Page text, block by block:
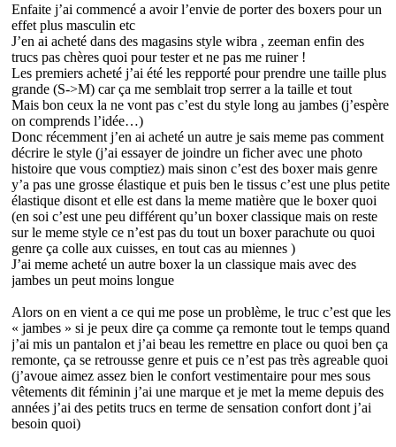
Enfaite j’ai commencé a avoir l’envie de porter des boxers pour un
effet plus masculin etc
J’en ai acheté dans des magasins style wibra , zeeman enfin des
trucs pas chères quoi pour tester et ne pas me ruiner !
Les premiers acheté j’ai été les repporté pour prendre une taille plus
grande (S->M) car ça me semblait trop serrer a la taille et tout
Mais bon ceux la ne vont pas c’est du style long au jambes (j’espère
on comprends l’idée…)
Donc récemment j’en ai acheté un autre je sais meme pas comment
décrire le style (j’ai essayer de joindre un ficher avec une photo
histoire que vous comptiez) mais sinon c’est des boxer mais genre
y’a pas une grosse élastique et puis ben le tissus c’est une plus petite
élastique disont et elle est dans la meme matière que le boxer quoi
(en soi c’est une peu différent qu’un boxer classique mais on reste
sur le meme style ce n’est pas du tout un boxer parachute ou quoi
genre ça colle aux cuisses, en tout cas au miennes )
J’ai meme acheté un autre boxer la un classique mais avec des
jambes un peut moins longue
Alors on en vient a ce qui me pose un problème, le truc c’est que les
« jambes » si je peux dire ça comme ça remonte tout le temps quand
j’ai mis un pantalon et j’ai beau les remettre en place ou quoi ben ça
remonte, ça se retrousse genre et puis ce n’est pas très agreable quoi
(j’avoue aimez assez bien le confort vestimentaire pour mes sous
vêtements dit féminin j’ai une marque et je met la meme depuis des
années j’ai des petits trucs en terme de sensation confort dont j’ai
besoin quoi)